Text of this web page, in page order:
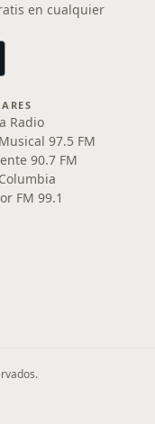
en cualquier
Radio
97.5 FM
90.7 FM
FM 99.1